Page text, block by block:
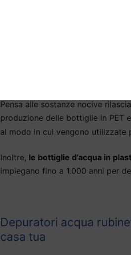
Pensa alle sostanze nocive
produzione delle bottiglie in PET
al modo in cui vengono utilizzate
Inoltre, le bottiglie d’acqua in
impiegano fino a 1.000 anni per
Depuratori acqua
casa tua